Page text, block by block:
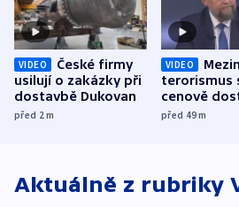
VIDEO
České firmy
usilují o zakázky při
dostavbě Dukovan
před 2m
VIDEO
terorismus
cenově
varuje
před 49m
Aktuálně z rubriky